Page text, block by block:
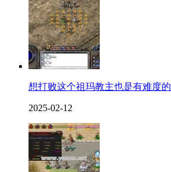
想打败这个祖玛教主也是有难度的
2025-02-12